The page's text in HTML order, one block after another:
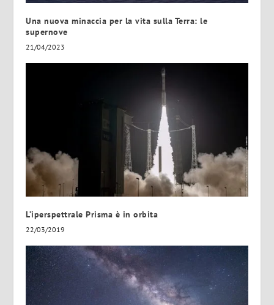
Una nuova minaccia per la vita sulla Terra: le
supernove
21/04/2023
L’iperspettrale Prisma è in orbita
22/03/2019